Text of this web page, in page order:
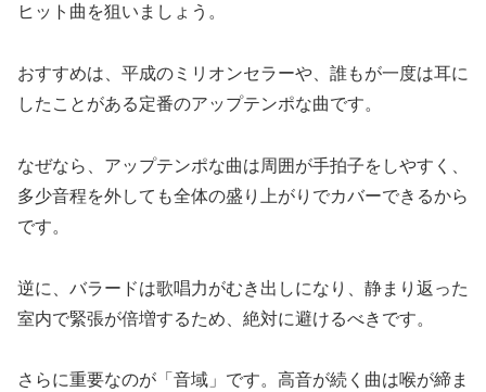
ヒット曲を狙いましょう。
おすすめは、平成のミリオンセラーや、誰もが一度は耳に
したことがある定番のアップテンポな曲です。
なぜなら、アップテンポな曲は周囲が手拍子をしやすく、
多少音程を外しても全体の盛り上がりでカバーできるから
です。
逆に、バラードは歌唱力がむき出しになり、静まり返った
室内で緊張が倍増するため、絶対に避けるべきです。
さらに重要なのが「音域」です。高音が続く曲は喉が締ま